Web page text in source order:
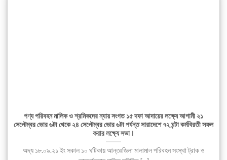
পণ্য পরিবহন মালিক ও শ্রমিকদের ন্যায় সংগত ১৫ দফা আদায়ের লক্ষ্যে আগামী ২১
সেপ্টেম্বর ভোর ৬টা থেকে ২৪ সেপ্টেম্বর ভোর ৬টা পর্যন্ত সারাদেশে ৭২ ঘন্টা কর্মবিরতী সফল
করার লক্ষ্যে সভা।
অদ্য ১৮.০৯.২১ ইং সকাল ১০ ঘটিকায় আন্তঃজিলা মালামাল পরিবহন সংস্থা ট্রাক ও